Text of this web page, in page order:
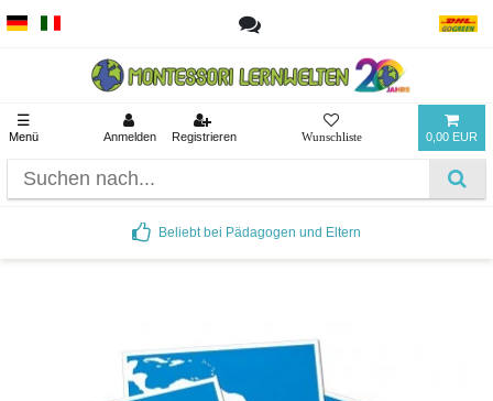
☰
Menü Anmelden Registrieren 0,00 EUR
Beliebt bei Pädagogen und Eltern